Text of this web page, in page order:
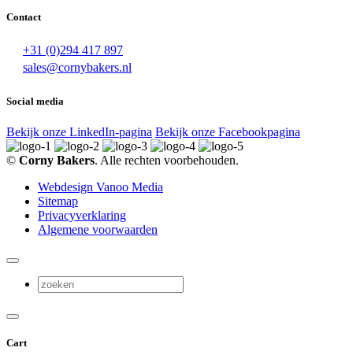
Contact
+31 (0)294 417 897
sales@cornybakers.nl
Social media
Bekijk onze LinkedIn-pagina Bekijk onze Facebookpagina
© Corny Bakers. Alle rechten voorbehouden.
Webdesign Vanoo Media
Sitemap
Privacyverklaring
Algemene voorwaarden
Cart